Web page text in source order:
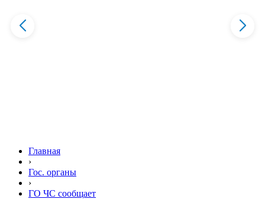
Главная
›
Гос. органы
›
ГО ЧС сообщает